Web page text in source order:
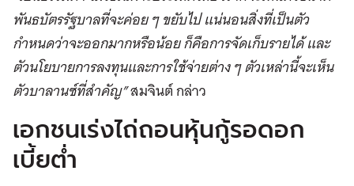
พันธบัตรรัฐบาลที่จะค่อย ๆ ขยับไป แน่นอนสิ่งที่เป็นตัว
กำหนดว่าจะออกมากหรือน้อย ก็คือการจัดเก็บรายได้ และ
ตัวนโยบายการลงทุนและการใช้จ่ายต่าง ๆ ตัวเหล่านี้จะเห็น
ตัวบาลานซ์ที่สำคัญ”สมจินต์ กล่าว
เอกชนเร่งไถ่ถอนหุ้นกู้รอดอก
เบี้ยต่ำ